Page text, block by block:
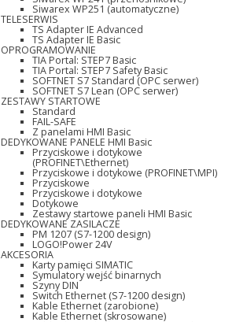
Siwarex WP251 (automatyczne)
TELESERWIS
TS Adapter IE Advanced
TS Adapter IE Basic
OPROGRAMOWANIE
TIA Portal: STEP7 Basic
TIA Portal: STEP7 Safety Basic
SOFTNET S7 Standard (OPC serwer)
SOFTNET S7 Lean (OPC serwer)
ZESTAWY STARTOWE
Standard
FAIL-SAFE
Z panelami HMI Basic
DEDYKOWANE PANELE HMI Basic
Przyciskowe i dotykowe
(PROFINET\Ethernet)
Przyciskowe i dotykowe (PROFINET\MPI)
Przyciskowe
Przyciskowe i dotykowe
Dotykowe
Zestawy startowe paneli HMI Basic
DEDYKOWANE ZASILACZE
PM 1207 (S7-1200 design)
LOGO!Power 24V
AKCESORIA
Karty pamięci SIMATIC
Symulatory wejść binarnych
Szyny DIN
Switch Ethernet (S7-1200 design)
Kable Ethernet (zarobione)
Kable Ethernet (skrosowane)